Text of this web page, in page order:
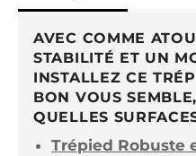
AVEC COMME
STABILITÉ ET UN
INSTALLEZ CE
BON VOUS
QUELLES
Trépied Robuste